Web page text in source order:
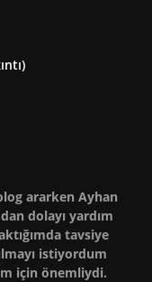
ararken Ayhan
dolayı yardım
tavsiye
istiyordum
için önemliydi.